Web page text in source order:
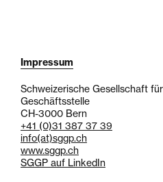
Impressum
Schweizerische Gesellschaft
Geschäftsstelle
CH-3000 Bern
+41 (0)31 387 37 39
info(at)sggp.ch
www.sggp.ch
SGGP auf LinkedIn